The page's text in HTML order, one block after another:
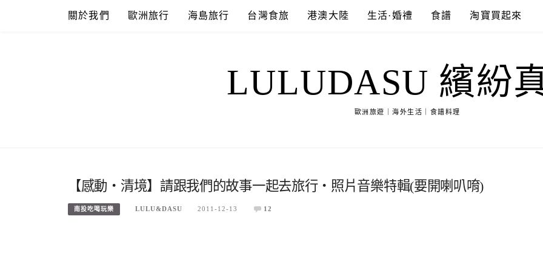
關於我們 歐洲旅行 海島旅行 台灣食旅 港澳大陸 生活·婚禮 食譜 淘寶買起來
LULUDASU 繽紛
歐洲旅遊｜海外生活｜食譜料理
【感動‧清境】請跟我們的故事一起去旅行‧照片音樂特輯(要開喇叭唷)
南投吃喝玩樂 LULU&DASU 2011-12-13 12